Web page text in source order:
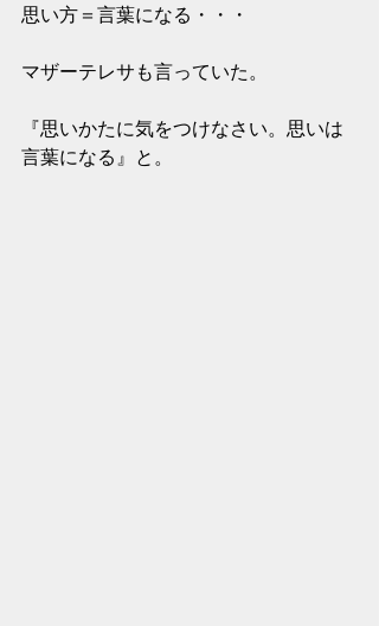
思い方＝言葉になる・・・
マザーテレサも言っていた。
『思いかたに気をつけなさい。思いは
言葉になる』と。